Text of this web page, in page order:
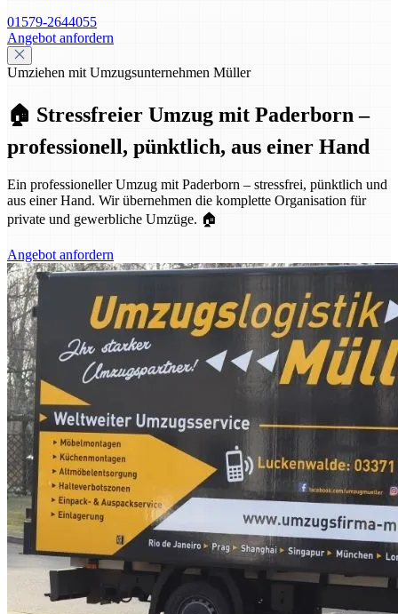
01579-2644055
Angebot anfordern
Umziehen mit Umzugsunternehmen Müller
🏠 Stressfreier Umzug mit Paderborn –
professionell, pünktlich, aus einer Hand
Ein professioneller Umzug mit Paderborn – stressfrei, pünktlich und
aus einer Hand. Wir übernehmen die komplette Organisation für
private und gewerbliche Umzüge. 🏠
Angebot anfordern